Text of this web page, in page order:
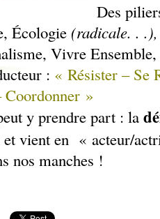
Des
Écologie (radicale. . .),
Vivre
: « Résister – Se
Coordonner »
y prendre part : la
et vient en « acteur/
nos manches !